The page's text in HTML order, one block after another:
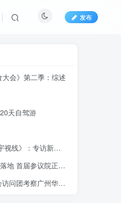
发布
会》第二季：综述
天自驾游
兰华人建筑商协会会长许立》
届参议院正式揭牌运行
广州华立学院（江门校区）